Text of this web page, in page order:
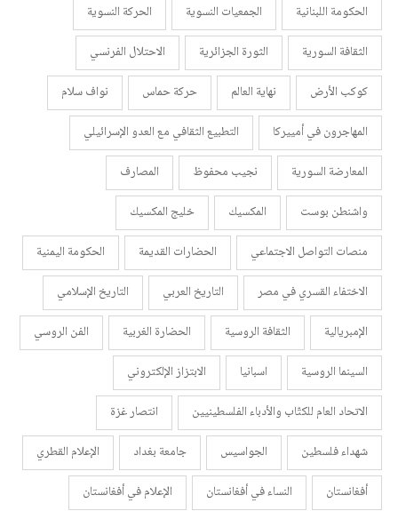
الحكومة اللبنانية
الجمعيات النسوية
الحركة النسوية
الثقافة السورية
الثورة الجزائرية
الاحتلال الفرنسي
كوكب الأرض
نهاية العالم حركة حماس
نواف سلام
المهاجرون في أمييركا
التطبيع الثقافي مع العدو الإسرائيلي
المعارضة السورية
نجيب محفوظ
المصارف
واشنطن بوست
المكسيك
خليج المكسيك
منصات التواصل الاجتماعي
الحضارات القديمة
الحكومة اليمنية
الاختفاء القسري في مصر
التاريخ العربي
التاريخ الإسلامي
الإمبريالية
الثقافة الروسية الحضارة الغربية
الفن الروسي
السينما الروسية
اسبانيا
الابتزاز الإلكتروني
الاتحاد العام للكتّاب والأدباء الفلسطينيين
انتصار غزة
شهداء فلسطين
الجواسيس جامعة بغداد
الإعلام القطري
أفغانستان
النساء في أفغانستان
الإعلام في أفغانستان